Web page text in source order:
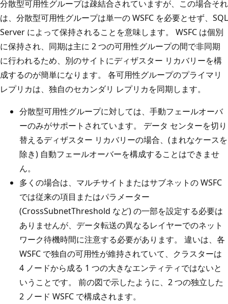
分散型可用性グループは疎結合されていますが、この場合それ
は、分散型可用性グループは単一の WSFC を必要とせず、SQL
Server によって保持されることを意味します。 WSFC は個別
に保持され、同期は主に 2 つの可用性グループの間で非同期
に行われるため、別のサイトにディザスター リカバリーを構
成するのが簡単になります。 各可用性グループのプライマリ
レプリカは、独自のセカンダリ レプリカを同期します。
分散型可用性グループに対しては、手動フェールオーバ
ーのみがサポートされています。 データ センターを切り
替えるディザスター リカバリーの場合、(まれなケースを
除き) 自動フェールオーバーを構成することはできませ
ん。
多くの場合は、マルチサイトまたはサブネットの WSFC
では従来の項目またはパラメーター
(CrossSubnetThreshold など) の一部を設定する必要は
ありませんが、データ転送の異なるレイヤーでのネット
ワーク待機時間に注意する必要があります。 違いは、各
WSFC で独自の可用性が維持されていて、クラスターは
4 ノードから成る 1 つの大きなエンティティではないと
いうことです。 前の図で示したように、2 つの独立した
2 ノード WSFC で構成されます。